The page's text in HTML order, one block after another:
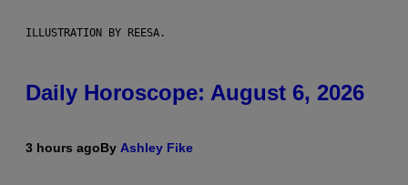
ILLUSTRATION BY REESA.
Daily Horoscope: August 6, 2026
3 hours agoBy Ashley Fike